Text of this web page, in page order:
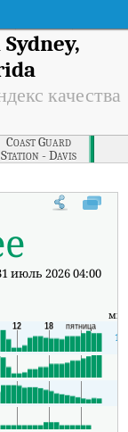
Sydney,
качества
Coast Guard
Station - Davis
Island,
Florida
реального
июль 2026 04:00
19